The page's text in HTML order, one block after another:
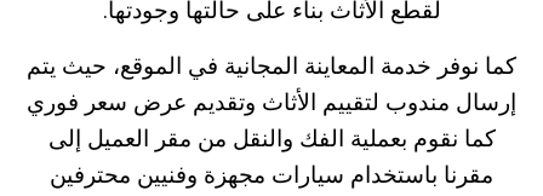
لقطع الأثاث بناء على حالتها وجودتها.
كما نوفر خدمة المعاينة المجانية في الموقع، حيث يتم
إرسال مندوب لتقييم الأثاث وتقديم عرض سعر فوري
كما نقوم بعملية الفك والنقل من مقر العميل إلى
مقرنا باستخدام سيارات مجهزة وفنيين محترفين